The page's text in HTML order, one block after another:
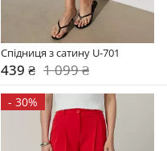
Спідниця з сатину U-701
439 ₴ 1 099 ₴
- 30%